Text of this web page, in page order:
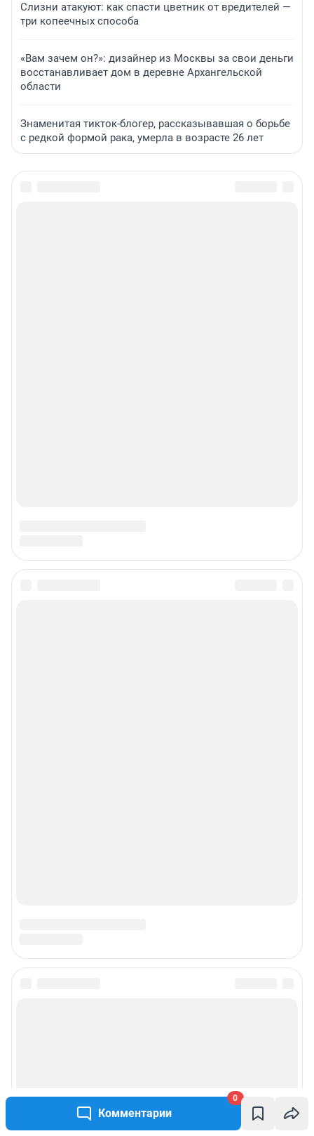
Комментарии
0
Слизни атакуют: как спасти цветник от вредителей —
три копеечных способа
«Вам зачем он?»: дизайнер из Москвы за свои деньги
восстанавливает дом в деревне Архангельской
области
Знаменитая тикток-блогер, рассказывавшая о борьбе
с редкой формой рака, умерла в возрасте 26 лет